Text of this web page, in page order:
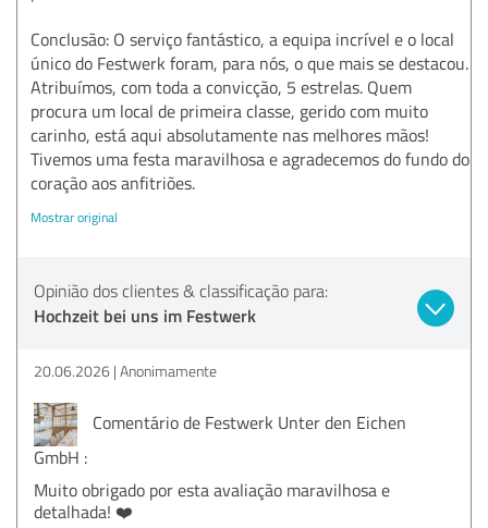
Conclusão: O serviço fantástico, a equipa incrível e o local
único do Festwerk foram, para nós, o que mais se destacou.
Atribuímos, com toda a convicção, 5 estrelas. Quem
procura um local de primeira classe, gerido com muito
carinho, está aqui absolutamente nas melhores mãos!
Tivemos uma festa maravilhosa e agradecemos do fundo do
coração aos anfitriões.
Mostrar original
Opinião dos clientes & classificação para:
Hochzeit bei uns im Festwerk
20.06.2026 Anonimamente
Comentário de Festwerk Unter den Eichen
GmbH :
Muito obrigado por esta avaliação maravilhosa e
detalhada! ❤️